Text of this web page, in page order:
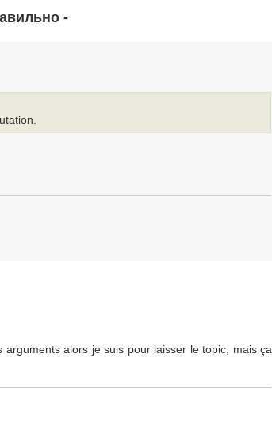
-
alors je suis pour laisser le topic, mais ça